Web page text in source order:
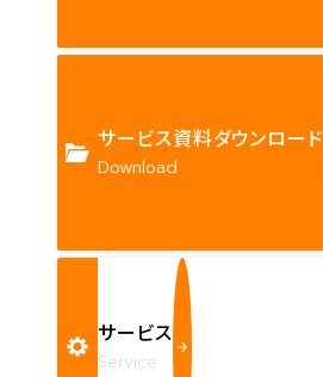
サービス資料ダウンロード
Download
サービス
Service